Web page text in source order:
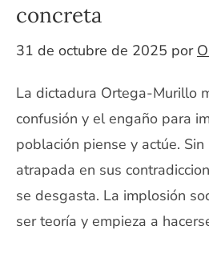
concreta
31 de octubre de 2025 por
La dictadura Ortega-Murillo
confusión y el engaño para
población piense y actúe.
atrapada en sus
se desgasta. La implosión
ser teoría y empieza a